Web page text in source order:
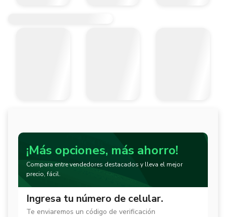
¡Más opciones, más ahorro!
Compara entre vendedores destacados y lleva el mejor
precio, fácil.
Ingresa tu número de celular.
Te enviaremos un código de verificación